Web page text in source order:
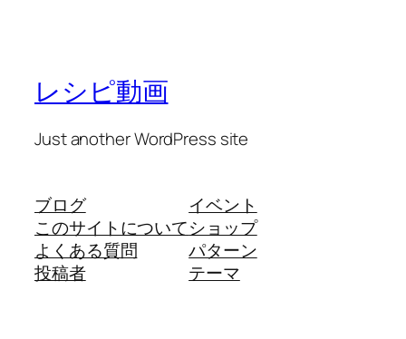
レシピ動画
Just another WordPress site
ブログ
このサイトについて
よくある質問
投稿者
イベント
ショップ
パターン
テーマ